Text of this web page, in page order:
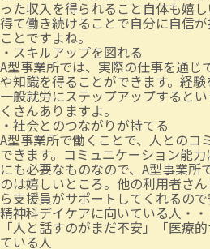
った収入を得られること自体も嬉
得て働き続けることで自分に自信
ことですよね。
・スキルアップを図れる
A型事業所では、実際の仕事を通じ
や知識を得ることができます。経
一般就労にステップアップすると
くさんありますよ。
・社会とのつながりが持てる
A型事業所で働くことで、人とのコ
できます。コミュニケーション能
にも必要なものなので、A型事業所
のは嬉しいところ。他の利用者さ
ら支援員がサポートしてくれるので
精神科デイケアに向いている人・・
「人と話すのがまだ不安」「医療
ている人